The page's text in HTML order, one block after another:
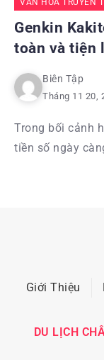
VĂN HÓA TRUYỀN
Genkin
toàn và tiện
Biên Tập
Tháng 11 20,
Trong bối cảnh
tiền số ngày
Giới Thiệu
DU LỊCH